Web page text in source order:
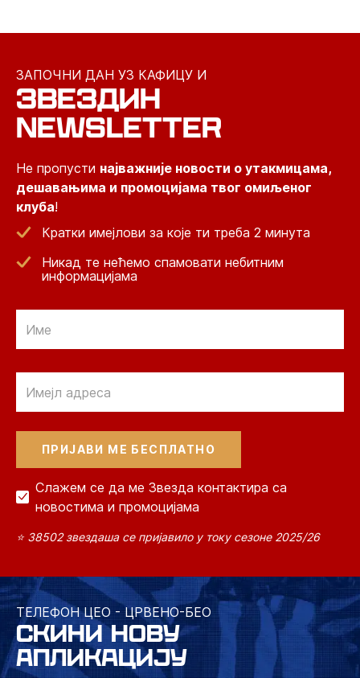
ЗАПОЧНИ ДАН УЗ КАФИЦУ И
ЗВЕЗДИН
NEWSLETTER
Не пропусти најважније новости о утакмицама,
дешавањима и промоцијама твог омиљеног
клуба!
Кратки имејлови за које ти треба 2 минута
Никад те нећемо спамовати небитним
информацијама
Слажем се да ме Звезда контактира са
новостима и промоцијама
⭐ 38502 звездаша се пријавило у току сезоне 2025/26
ТЕЛЕФОН ЦЕО - ЦРВЕНО-БЕО
СКИНИ НОВУ
АПЛИКАЦИЈУ